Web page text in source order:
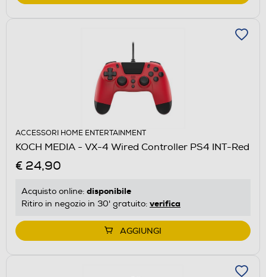
ACCESSORI HOME ENTERTAINMENT
KOCH MEDIA - VX-4 Wired Controller PS4 INT-Red
€ 24,90
Acquisto online: disponibile
Ritiro in negozio in 30' gratuito: verifica
AGGIUNGI